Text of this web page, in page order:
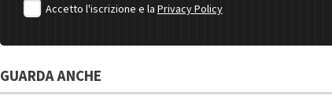
Accetto l'iscrizione e laPrivacy Policy
GUARDA ANCHE